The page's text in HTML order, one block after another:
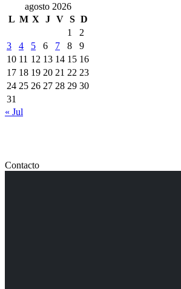
agosto 2026
L M X J V S D
1
2
3
4 5 6 7 8
9
10 11 12 13 14 15 16
17 18 19 20 21 22 23
24 25 26 27 28 29 30
31
« Jul
Contacto